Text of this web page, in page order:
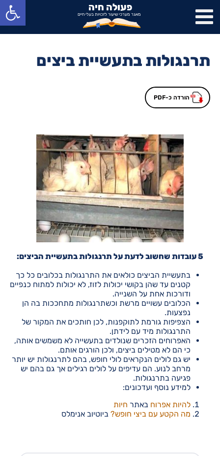
פעולה חיה
מאגר מערכי שיעור לזכויות בעלי חיים
תרנגולות בתעשיית ביצים
הורדה כ-PDF
5 עובדות שחשוב לדעת על תרנגולות בתעשיית הביצים:
בתעשיית הביצים כולאים את התרנגולות בכלובים כל כך
קטנים עד שהן בקושי יכולות לזוז, לא יכולות למתוח כנפיים
ודורכות אחת על השנייה.
הכלובים עשויים מרשת וכשתרנגולות מתחככות בה הן
נפצעות.
הצפיפות גורמת לתוקפנות, לכן חותכים את המקור של
התרנגולות מיד עם לידתן.
האפרוחים הזכרים שנולדים בתעשייה לא משמשים אותה,
כי הם לא מטילים ביצים, ולכן הורגים אותם.
יש גם לולים הנקראים לולי חופש, בהם לתרנגולות יש יותר
מרחב לנוע. הם עדיפים על לולים רגילים אך גם בהם יש
פגיעה בתרנגולות.
למידע נוסף ועדכונים:
להיות אפרוח באתר חיות
מה הקטע עם ביצי חופש? ביוטיוב אנימלס